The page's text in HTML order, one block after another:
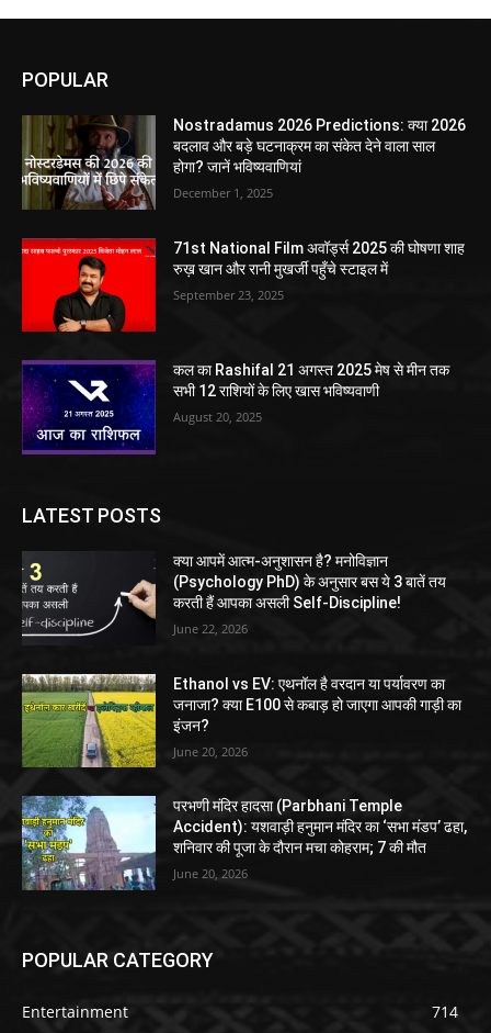
POPULAR
Nostradamus 2026 Predictions: क्या 2026
बदलाव और बड़े घटनाक्रम का संकेत देने वाला साल
होगा? जानें भविष्यवाणियां
December 1, 2025
71st National Film अवॉर्ड्स 2025 की घोषणा शाह
रुख़ खान और रानी मुखर्जी पहुँचे स्टाइल में
September 23, 2025
कल का Rashifal 21 अगस्त 2025 मेष से मीन तक
सभी 12 राशियों के लिए खास भविष्यवाणी
August 20, 2025
LATEST POSTS
क्या आपमें आत्म-अनुशासन है? मनोविज्ञान
(Psychology PhD) के अनुसार बस ये 3 बातें तय
करती हैं आपका असली Self-Discipline!
June 22, 2026
Ethanol vs EV: एथनॉल है वरदान या पर्यावरण का
जनाजा? क्या E100 से कबाड़ हो जाएगा आपकी गाड़ी का
इंजन?
June 20, 2026
परभणी मंदिर हादसा (Parbhani Temple
Accident): यशवाड़ी हनुमान मंदिर का ‘सभा मंडप’ ढहा,
शनिवार की पूजा के दौरान मचा कोहराम; 7 की मौत
June 20, 2026
POPULAR CATEGORY
Entertainment
714